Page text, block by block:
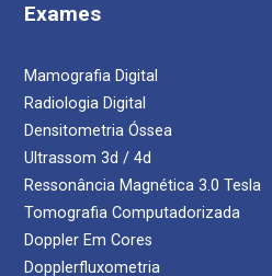
Exames
Mamografia Digital
Radiologia Digital
Densitometria Óssea
Ultrassom 3d / 4d
Ressonância Magnética 3.0 Tesla
Tomografia Computadorizada
Doppler Em Cores
Dopplerfluxometria